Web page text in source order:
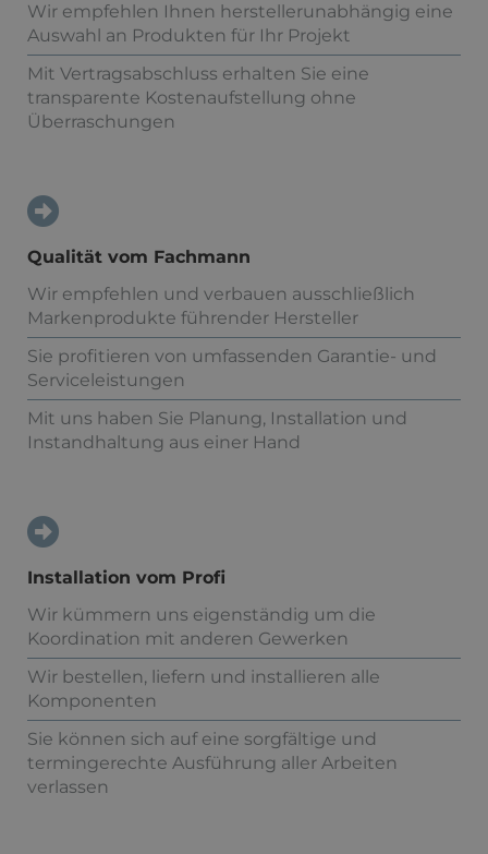
Wir empfehlen Ihnen herstellerunabhängig eine
Auswahl an Produkten für Ihr Projekt
Mit Vertragsabschluss erhalten Sie eine
transparente Kostenaufstellung ohne
Überraschungen
Qualität vom Fachmann
Wir empfehlen und verbauen ausschließlich
Markenprodukte führender Hersteller
Sie profitieren von umfassenden Garantie- und
Serviceleistungen
Mit uns haben Sie Planung, Installation und
Instandhaltung aus einer Hand
Installation vom Profi
Wir kümmern uns eigenständig um die
Koordination mit anderen Gewerken
Wir bestellen, liefern und installieren alle
Komponenten
Sie können sich auf eine sorgfältige und
termingerechte Ausführung aller Arbeiten
verlassen